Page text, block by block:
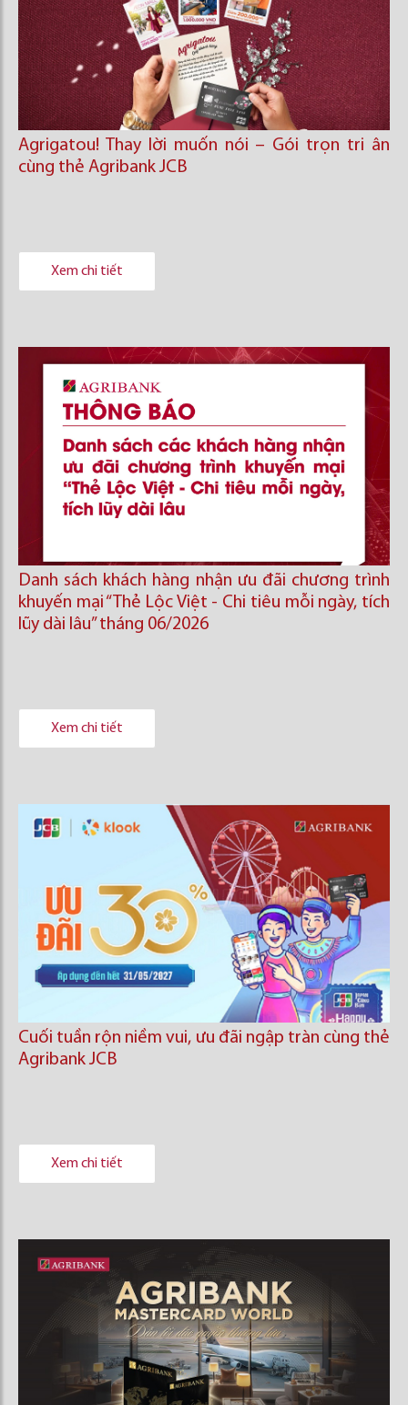
Agrigatou! Thay lời muốn nói – Gói trọn tri ân
cùng thẻ Agribank JCB
Xem chi tiết
Danh sách khách hàng nhận ưu đãi chương trình
khuyến mại “Thẻ Lộc Việt - Chi tiêu mỗi ngày, tích
lũy dài lâu” tháng 06/2026
Xem chi tiết
Cuối tuần rộn niềm vui, ưu đãi ngập tràn cùng thẻ
Agribank JCB
Xem chi tiết